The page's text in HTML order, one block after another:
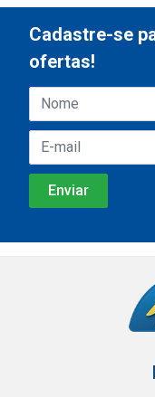
Cadastre-se
ofertas!